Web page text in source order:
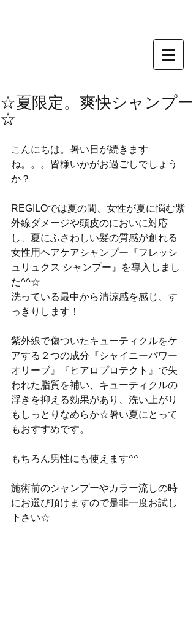
☆夏限定。爽快シャンプー
☆
こんにちは。暑い日が続きます
ね。。。皆様いかがお過ごしでしょう
か？
REGILOでは夏の間、女性が夏に悩む紫
外線ダメージや頭皮のにおいに対応
し、夏にふさわしい髪の質感が創れる
女性用ヘアケアシャンプー『フレッシ
ュリュクス シャンプー』を導入しまし
た^^☆
洗っている最中から清涼感を感じ、す
っきりします！
紫外線で傷ついたキューティクルをケ
アする２つの成分『シャイニーパワー
オリーブ』『ヒアロプロテクト』で失
われた脂質を補い、キューティクルの
浮きを抑える効果があり、洗い上がり
もしっとりなめらか☆暑い夏にとって
もおすすめです。
もちろん男性にも使えます^^
施術前のシャンプーやカラー流しの時
にお選び頂けますので是非一度お試し
下さい☆